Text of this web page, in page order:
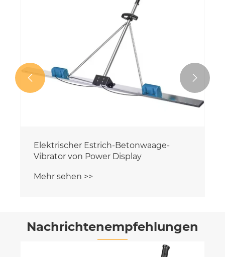
Elektrischer Estrich-Betonwaage-
Vibrator von Power Display
Mehr sehen >>
 
Nachrichtenempfehlungen